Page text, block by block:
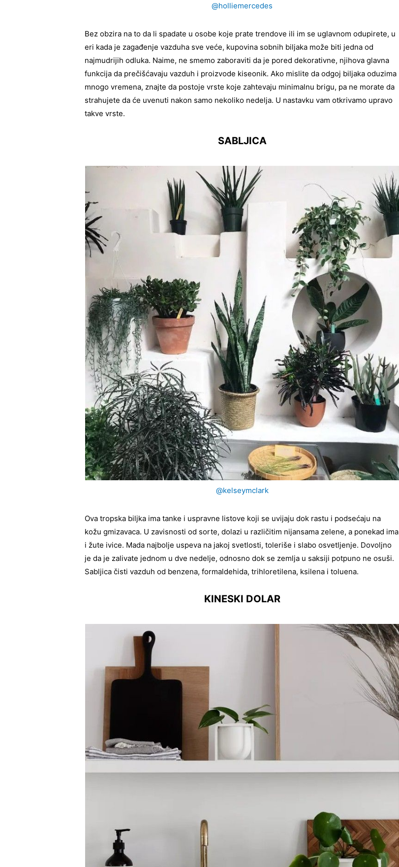
@holliemercedes
Bez obzira na to da li spadate u osobe koje prate trendove ili im se uglavnom odupirete, u
eri kada je zagađenje vazduha sve veće, kupovina sobnih biljaka može biti jedna od
najmudrijih odluka. Naime, ne smemo zaboraviti da je pored dekorativne, njihova glavna
funkcija da prečišćavaju vazduh i proizvode kiseonik. Ako mislite da odgoj biljaka oduzima
mnogo vremena, znajte da postoje vrste koje zahtevaju minimalnu brigu, pa ne morate da
strahujete da će uvenuti nakon samo nekoliko nedelja. U nastavku vam otkrivamo upravo
takve vrste.
SABLJICA
@kelseymclark
Ova tropska biljka ima tanke i uspravne listove koji se uvijaju dok rastu i podsećaju na
kožu gmizavaca. U zavisnosti od sorte, dolazi u različitim nijansama zelene, a ponekad ima
i žute ivice. Mada najbolje uspeva na jakoj svetlosti, toleriše i slabo osvetljenje. Dovoljno
je da je zalivate jednom u dve nedelje, odnosno dok se zemlja u saksiji potpuno ne osuši.
Sabljica čisti vazduh od benzena, formaldehida, trihloretilena, ksilena i toluena.
KINESKI DOLAR